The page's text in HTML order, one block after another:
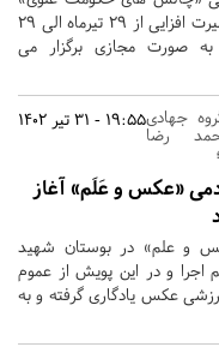
با هدف بصیرت افزایی از 29 تیرماه الی 29
به صورت مجازی برگزار می
19:55 - 31 تیر 1402جهادی
رضا
«عکس و عَلَم» آغاز
و علم» در بوستان شهید
اجرا و در این پویش از عموم
عکس یادگاری گرفته و به